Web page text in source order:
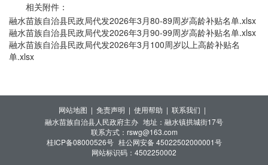
相关附件：
融水苗族自治县民政局代发2026年3月80-89周岁高龄补贴名单.xlsx
融水苗族自治县民政局代发2026年3月90-99周岁高龄补贴名单.xlsx
融水苗族自治县民政局代发2026年3月100周岁以上高龄补贴名
单.xlsx
网站地图 | 免责声明 | 使用帮助 | 联系我们 |
融水苗族自治县人民政府主办 地址：融水镇拱城街17号
联系方式：rswg@163.com
桂ICP备08000526号 桂公网安备 45022502000001号
网站标识码：4502250002